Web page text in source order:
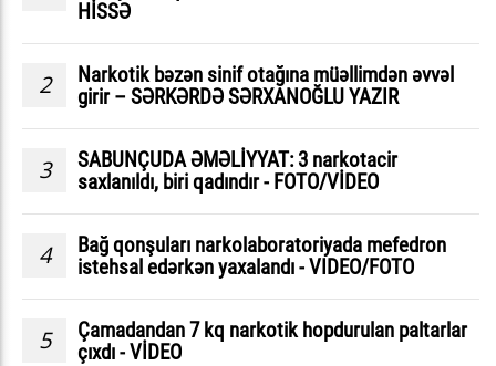
HİSSƏ
2
Narkotik bəzən sinif otağına müəllimdən əvvəl
girir – SƏRKƏRDƏ SƏRXANOĞLU YAZIR
3
SABUNÇUDA ƏMƏLİYYAT: 3 narkotacir
saxlanıldı, biri qadındır - FOTO/VİDEO
4
Bağ qonşuları narkolaboratoriyada mefedron
istehsal edərkən yaxalandı - VIDEO/FOTO
5
Çamadandan 7 kq narkotik hopdurulan paltarlar
çıxdı - VİDEO